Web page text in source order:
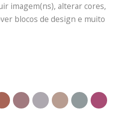
imagem(ns), alterar cores,
blocos de design e muito